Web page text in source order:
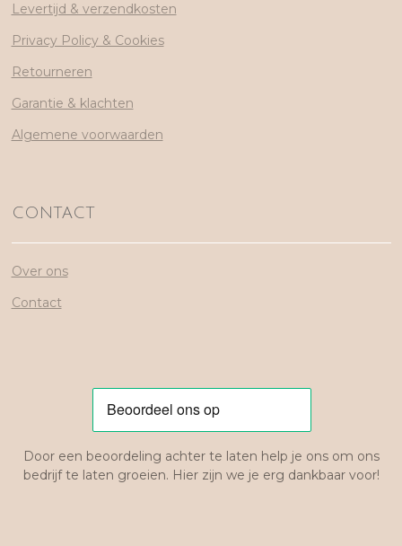
Levertijd & verzendkosten
Privacy Policy & Cookies
Retourneren
Garantie & klachten
Algemene voorwaarden
CONTACT
Over ons
Contact
Door een beoordeling achter te laten help je ons om ons
bedrijf te laten groeien. Hier zijn we je erg dankbaar voor!